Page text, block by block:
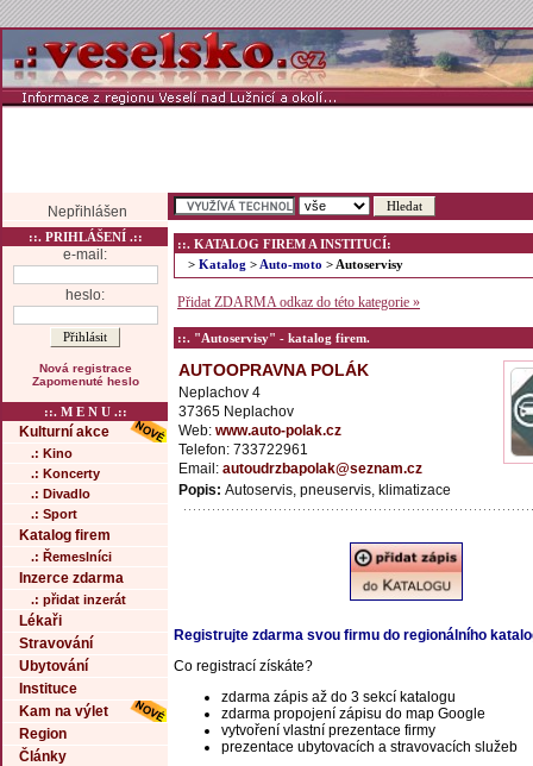
Nepřihlášen
::. PRIHLÁŠENÍ .::
e-mail:
heslo:
Nová registrace
Zapomenuté heslo
::. M E N U .::
Kulturní akce
.: Kino
.: Koncerty
.: Divadlo
.: Sport
Katalog firem
.: Řemeslníci
Inzerce zdarma
.: přidat inzerát
Lékaři
Stravování
Ubytování
Instituce
Kam na výlet
Region
Články
::. KATALOG FIREM A INSTITUCÍ:
> Katalog > Auto-moto > Autoservisy
Přidat ZDARMA odkaz do této kategorie »
::. "Autoservisy" - katalog firem.
AUTOOPRAVNA POLÁK
Neplachov 4
37365 Neplachov
Web: www.auto-polak.cz
Telefon: 733722961
Email: autoudrzbapolak@seznam.cz
Popis: Autoservis, pneuservis, klimatizace
Registrujte zdarma svou firmu do regionálního
Co registrací získáte?
zdarma zápis až do 3 sekcí katalogu
zdarma propojení zápisu do map Google
vytvoření vlastní prezentace firmy
prezentace ubytovacích a stravovacích služeb